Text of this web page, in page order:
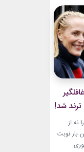
شیک و
درست
ترند شد!
نه از
بار نوبت